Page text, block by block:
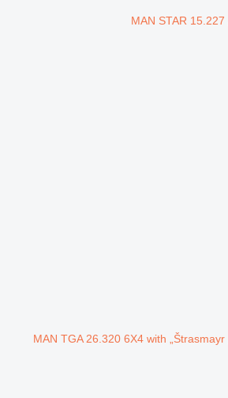
شاحنة تزفيت الطرق MAN TGA 26.320 6X4 with „Štrasmayr